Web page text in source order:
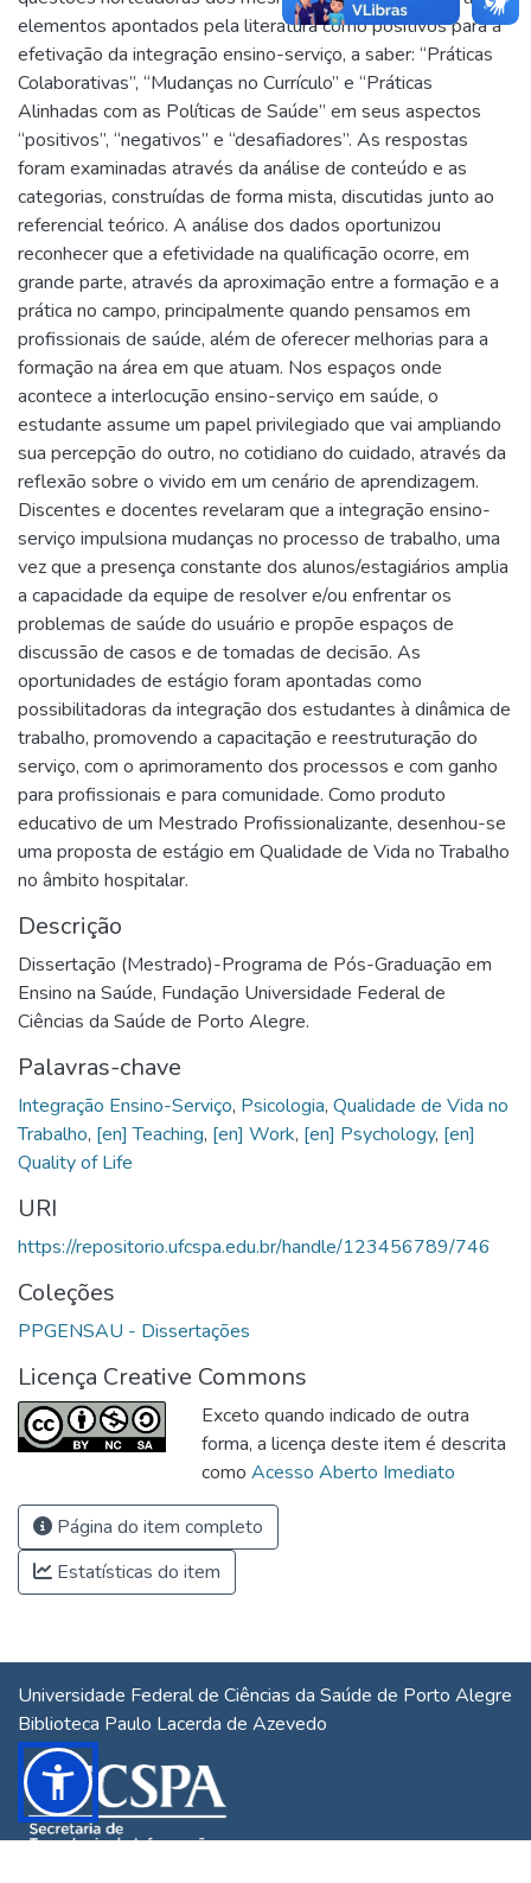
elementos apontados pela literatura como positivos para a
efetivação da integração ensino-serviço, a saber: “Práticas
Colaborativas”, “Mudanças no Currículo” e “Práticas
Alinhadas com as Políticas de Saúde” em seus aspectos
“positivos”, “negativos” e “desafiadores”. As respostas
foram examinadas através da análise de conteúdo e as
categorias, construídas de forma mista, discutidas junto ao
referencial teórico. A análise dos dados oportunizou
reconhecer que a efetividade na qualificação ocorre, em
grande parte, através da aproximação entre a formação e a
prática no campo, principalmente quando pensamos em
profissionais de saúde, além de oferecer melhorias para a
formação na área em que atuam. Nos espaços onde
acontece a interlocução ensino-serviço em saúde, o
estudante assume um papel privilegiado que vai ampliando
sua percepção do outro, no cotidiano do cuidado, através da
reflexão sobre o vivido em um cenário de aprendizagem.
Discentes e docentes revelaram que a integração ensino-
serviço impulsiona mudanças no processo de trabalho, uma
vez que a presença constante dos alunos/estagiários amplia
a capacidade da equipe de resolver e/ou enfrentar os
problemas de saúde do usuário e propõe espaços de
discussão de casos e de tomadas de decisão. As
oportunidades de estágio foram apontadas como
possibilitadoras da integração dos estudantes à dinâmica de
trabalho, promovendo a capacitação e reestruturação do
serviço, com o aprimoramento dos processos e com ganho
para profissionais e para comunidade. Como produto
educativo de um Mestrado Profissionalizante, desenhou-se
uma proposta de estágio em Qualidade de Vida no Trabalho
no âmbito hospitalar.
Descrição
Dissertação (Mestrado)-Programa de Pós-Graduação em
Ensino na Saúde, Fundação Universidade Federal de
Ciências da Saúde de Porto Alegre.
Palavras-chave
Integração Ensino-Serviço, Psicologia, Qualidade de Vida no
Trabalho, [en] Teaching, [en] Work, [en] Psychology, [en]
Quality of Life
URI
https://repositorio.ufcspa.edu.br/handle/123456789/746
Coleções
PPGENSAU - Dissertações
Licença Creative Commons
Exceto quando indicado de outra
forma, a licença deste item é descrita
como Acesso Aberto Imediato
Página do item completo
Estatísticas do item
Universidade Federal de Ciências da Saúde de Porto Alegre
Biblioteca Paulo Lacerda de Azevedo